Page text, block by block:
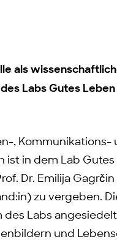
als
Labs Gutes
,
ist in dem Lab
Dr. Emilija
zu vergeben.
Labs
und